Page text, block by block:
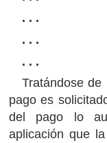
. . .
. . .
. . .
Tratándose
pago es
del pago lo
aplicación que